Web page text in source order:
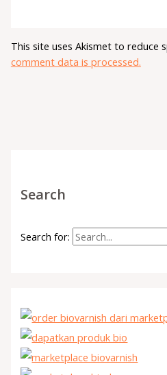
This site uses Akismet to reduce
comment data is processed.
Search
Search for: